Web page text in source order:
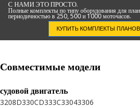
С НАМИ ЭТО ПРОСТО.
Полные комплекты по типу оборудования для
периодичностью в 250, 500 и 1000 моточасов.
КУПИТЬ КОМПЛЕКТЫ
Совместимые модели
судовой двигатель
3208D330CD333C33043306